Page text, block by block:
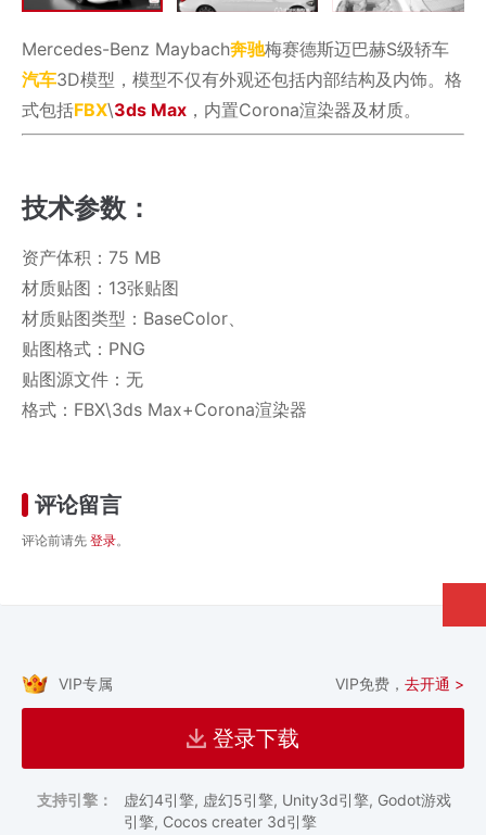
Mercedes-Benz Maybach奔驰梅赛德斯迈巴赫S级轿车
汽车3D模型，模型不仅有外观还包括内部结构及内饰。格
式包括FBX\3ds Max ，内置Corona渲染器及材质。
技术参数：
资产体积：75 MB
材质贴图：13张贴图
材质贴图类型：BaseColor、
贴图格式：PNG
贴图源文件：无
格式：FBX\3ds Max+Corona渲染器
评论留言
评论前请先 登录。
VIP专属 VIP免费， 去开通 >
登录下载
支持引擎：
虚幻4引擎, 虚幻5引擎, Unity3d引擎, Godot游戏
引擎, Cocos creater 3d引擎